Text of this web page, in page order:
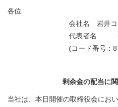
各位
会社名 岩井コ
代表者名 代
(コード番号：
剰余金の配当に
当社は、本日開催の取締役会にお